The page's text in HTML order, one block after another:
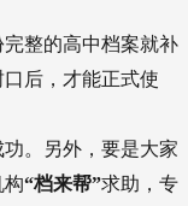
整的高中档案就补
后，才能正式使
。另外，要是大家
构“档来帮”求助，专